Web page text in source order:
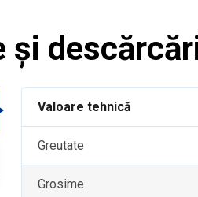
și
Valoare tehnică
Greutate
Grosime